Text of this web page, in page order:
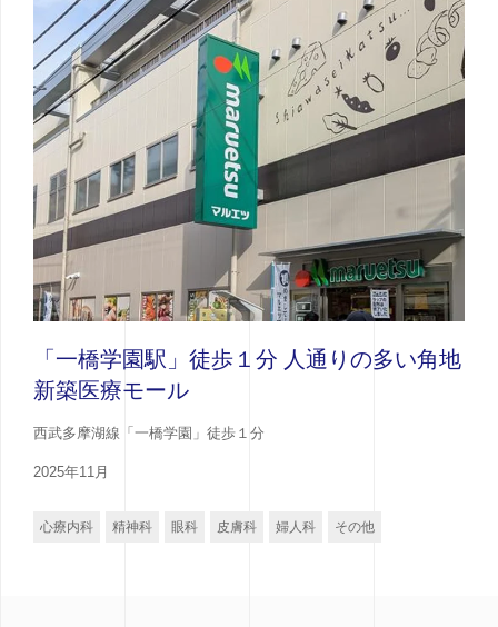
「一橋学園駅」徒歩１分 人通りの多い角地
新築医療モール
西武多摩湖線「一橋学園」徒歩１分
2025年11月
心療内科 精神科 眼科 皮膚科 婦人科 その他